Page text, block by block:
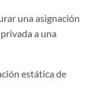
una asignación
a una
estática de